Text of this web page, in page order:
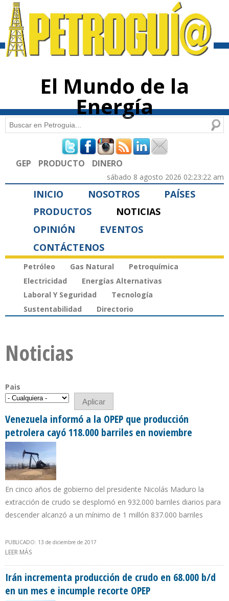
contenido
El Mundo de la
Energía
Formulario de búsqueda
Buscar
GEP PRODUCTO DINERO
sábado 8 agosto 2026 02:23:22 am
INICIO NOSOTROS
PAÍSES
PRODUCTOS
NOTICIAS
OPINIÓN
EVENTOS
CONTÁCTENOS
Petróleo Gas Natural
Petroquímica
Electricidad
Energías Alternativas
Laboral Y Seguridad
Tecnología
Sustentabilidad
Directorio
Noticias
Pais
Venezuela informó a la OPEP que producción
petrolera cayó 118.000 barriles en noviembre
En cinco años de gobierno del presidente Nicolás Maduro la
extracción de crudo se desplomó en 932.000 barriles diarios para
descender alcanzó a un mínimo de 1 millón 837.000 barriles
PUBLICADO: 13 de diciembre de 2017
LEER MÁS
Irán incrementa producción de crudo en 68.000 b/d
en un mes e incumple recorte OPEP